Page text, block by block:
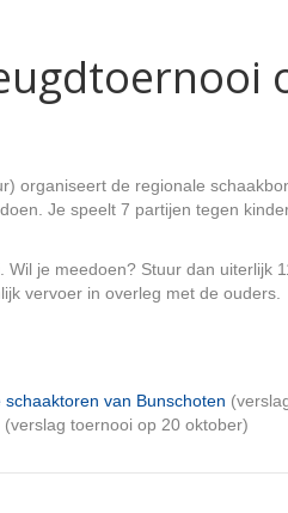
organiseert de regionale
Je speelt 7 partijen tegen
je meedoen? Stuur dan uiterlijk
vervoer in overleg met de ouders.
van Bunschoten
(verslag toernooi op 20 oktober)